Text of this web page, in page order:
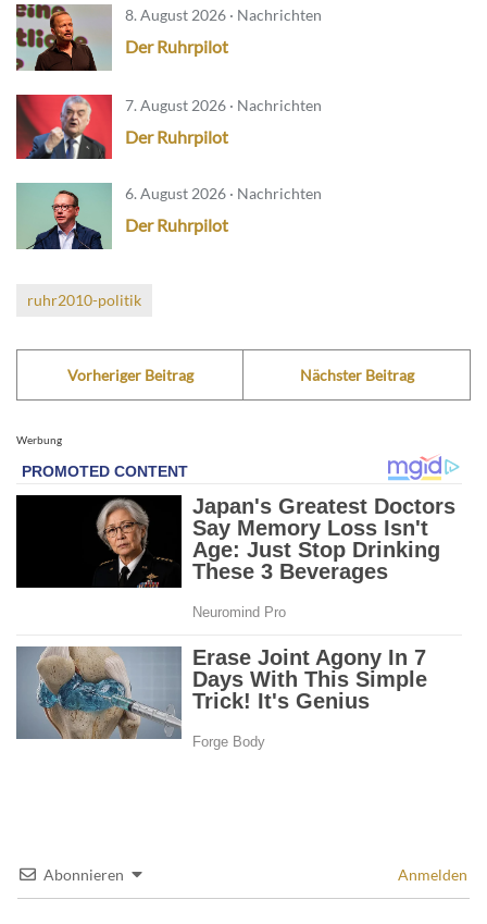
8. August 2026 · Nachrichten
Der Ruhrpilot
7. August 2026 · Nachrichten
Der Ruhrpilot
6. August 2026 · Nachrichten
Der Ruhrpilot
ruhr2010-politik
Vorheriger Beitrag Nächster Beitrag
Werbung
Abonnieren Anmelden